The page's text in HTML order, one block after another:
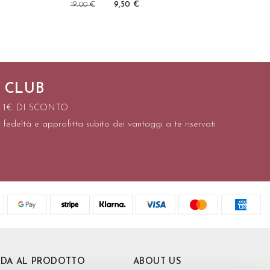
19,00 € 9,50 €
CLUB
DI SCONTO
fedeltà e approfitta subito dei vantaggi a te riservati
AL PRODOTTO ABOUT US